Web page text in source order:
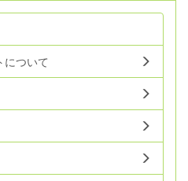
について